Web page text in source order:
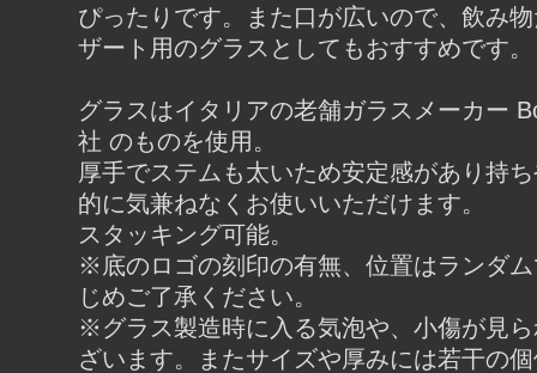
ぴったりです。また口が広いので、飲み
ザート用のグラスとしてもおすすめです。
グラスはイタリアの老舗ガラスメーカー
社 のものを使用。
厚手でステムも太いため安定感があり持
的に気兼ねなくお使いいただけます。
スタッキング可能。
※底のロゴの刻印の有無、位置はランダ
じめご了承ください。
※グラス製造時に入る気泡や、小傷が見
ざいます。またサイズや厚みには若干の